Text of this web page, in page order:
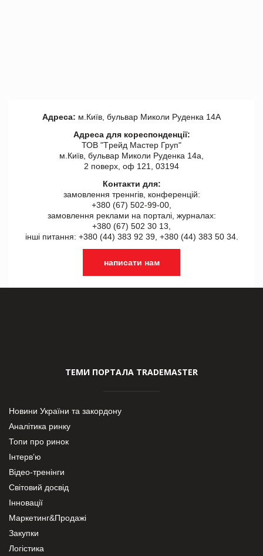
Адреса: м.Київ, бульвар Миколи Руденка 14А
Адреса для кореспонденції:
ТОВ "Tрейд Мастер Груп"
м.Київ, бульвар Миколи Руденка 14а,
2 поверх, оф 121, 03194
Контакти для:
замовлення треннгів, конференцій:
+380 (67) 502-99-00,
замовлення реклами на порталі, журналах:
+380 (67) 502 30 13,
інші питання: +380 (44) 383 92 39, +380 (44) 383 50 34.
написати нам
ТЕМИ ПОРТАЛА TRADEMASTER
Новини України та закордону
Аналітика ринку
Топи про ринок
Інтерв’ю
Відео-тренінги
Світовий досвід
Інновації
Маркетинг&Продажі
Закупки
Логістика